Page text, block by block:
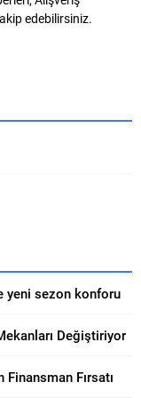
GROHE, zararlı
virüslere karşı temas
temiz tutulması
GROHE,...
edebilirsiniz.
yeni sezon konforu
Değiştiriyor
Finansman Fırsatı